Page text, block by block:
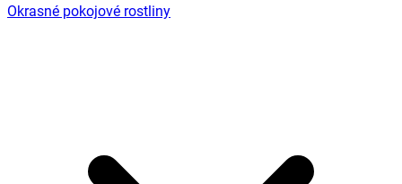
Okrasné pokojové rostliny